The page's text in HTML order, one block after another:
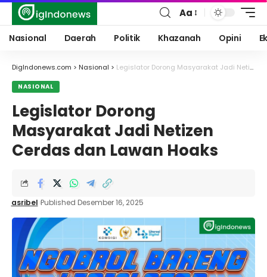
Font
Resizer
Aa
Nasional Daerah Politik Khazanah Opini
DigIndonews.com > Nasional > Legislator Dorong Masyarakat Jadi Netizen Cerdas dan Lawan Hoaks
NASIONAL
Legislator Dorong
Masyarakat Jadi Netizen
Cerdas dan Lawan Hoaks
asribel Published Desember 16, 2025